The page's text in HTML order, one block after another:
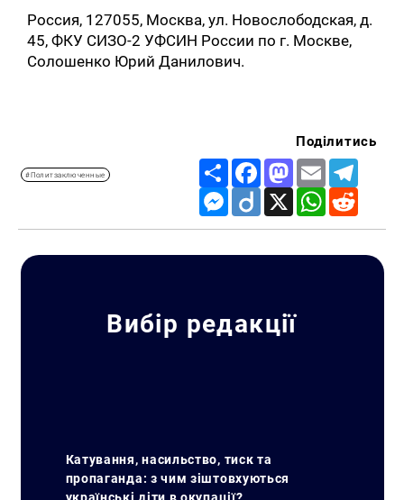
Россия, 127055, Москва, ул. Новослободская, д.
45, ФКУ СИЗО-2 УФСИН России по г. Москве,
Солошенко Юрий Данилович.
#Политзаключенные
Поділитись
Share FacebookMastodon
Email
Messenger
Diigo X WhatsApp
Вибір редакції
Катування, насильство, тиск та
пропаганда: з чим зіштовхуються